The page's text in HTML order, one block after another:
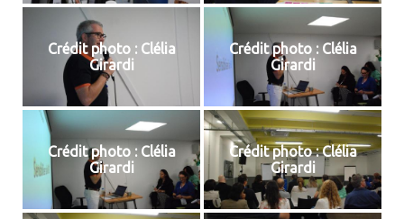
Crédit photo : Clélia
Girardi
Crédit photo : Clélia
Girardi
Crédit photo : Clélia
Girardi
Crédit photo : Clélia
Girardi